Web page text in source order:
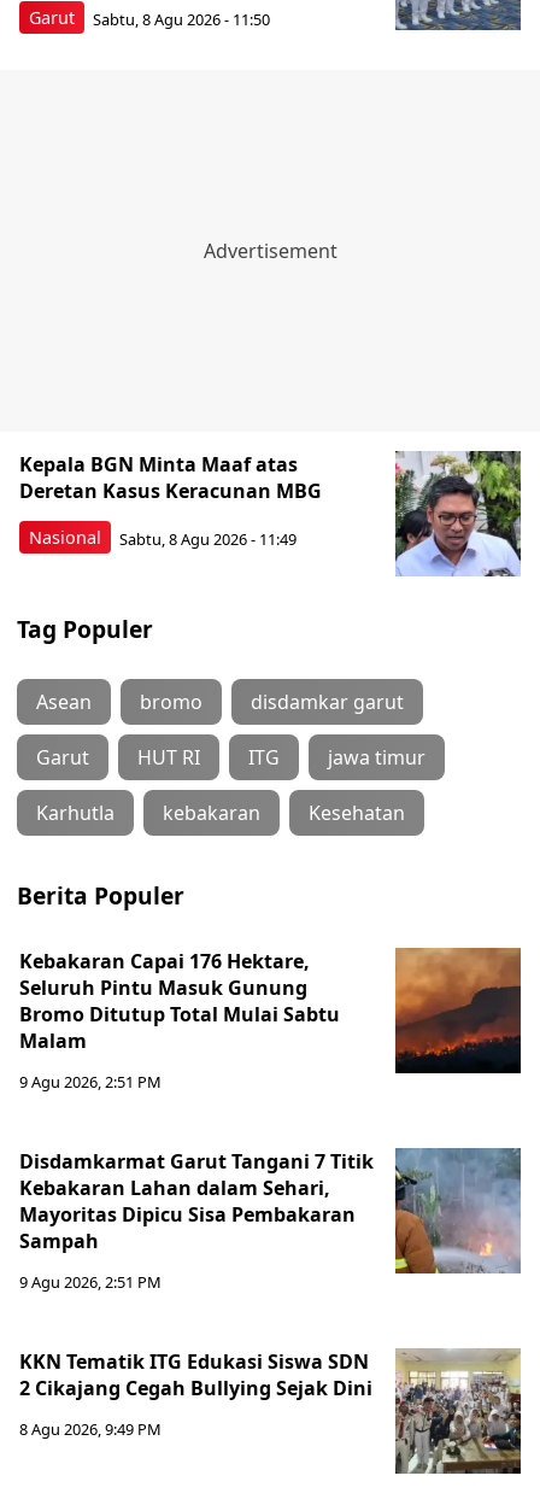
Garut Sabtu, 8 Agu 2026 - 11:50
Nasional
Kepala BGN Minta Maaf atas
Deretan Kasus Keracunan MBG
Sabtu, 8 Agu 2026 - 11:49
Tag Populer
Asean bromo disdamkar garut
Garut HUT RI ITG jawa timur
Karhutla kebakaran Kesehatan
Berita Populer
Kebakaran Capai 176 Hektare,
Seluruh Pintu Masuk Gunung
Bromo Ditutup Total Mulai Sabtu
Malam
9 Agu 2026, 2:51 PM
Disdamkarmat Garut Tangani 7 Titik
Kebakaran Lahan dalam Sehari,
Mayoritas Dipicu Sisa Pembakaran
Sampah
9 Agu 2026, 2:51 PM
KKN Tematik ITG Edukasi Siswa SDN
2 Cikajang Cegah Bullying Sejak Dini
8 Agu 2026, 9:49 PM